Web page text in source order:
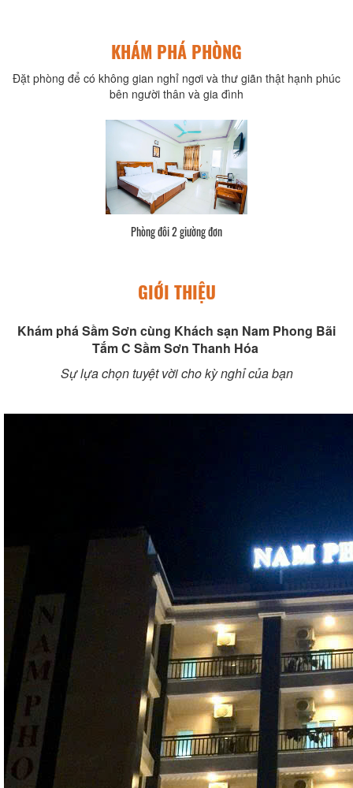
KHÁM PHÁ PHÒNG
Đặt phòng để có không gian nghỉ ngơi và thư giãn thật hạnh phúc
bên người thân và gia đình
Phòng đôi 2 giường đơn
GIỚI THIỆU
Khám phá Sầm Sơn cùng Khách sạn Nam Phong Bãi
Tắm C Sầm Sơn Thanh Hóa
Sự lựa chọn tuyệt vời cho kỳ nghỉ của bạn